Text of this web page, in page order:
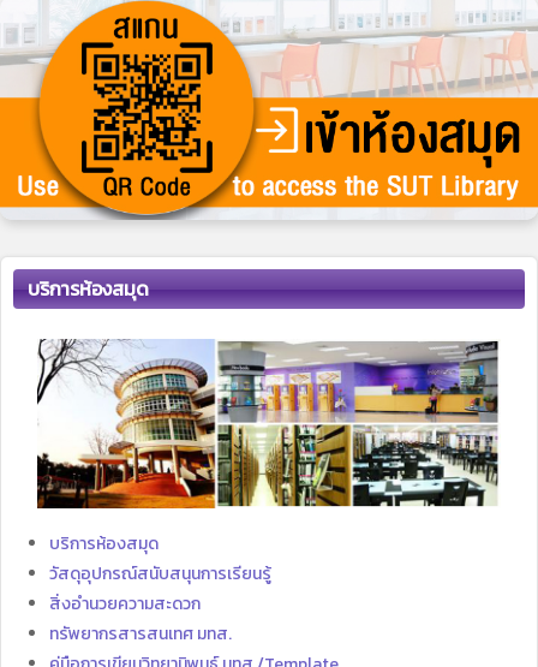
บริการห้องสมุด
บริการห้องสมุด
วัสดุอุปกรณ์สนับสนุนการเรียนรู้
สิ่งอำนวยความสะดวก
ทรัพยากรสารสนเทศ มทส.